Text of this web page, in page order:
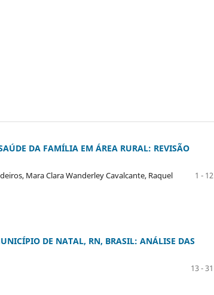
DA FAMÍLIA EM ÁREA RURAL: REVISÃO
Mara Clara Wanderley Cavalcante, Raquel
1 - 12
DE NATAL, RN, BRASIL: ANÁLISE DAS
13 - 31